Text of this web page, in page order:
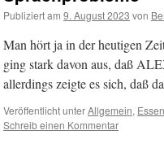
Publiziert am 9. August 2023 von
Man hört ja in der heutigen
ging stark davon aus, daß
allerdings zeigte es sich, daß
Veröffentlicht unterAllgemein,
Schreib einen Kommentar